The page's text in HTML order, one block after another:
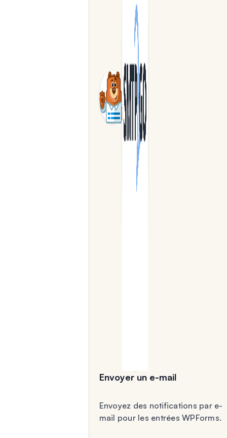
Envoyer un e-mail
Envoyez des notifications par e-
mail pour les entrées WPForms.